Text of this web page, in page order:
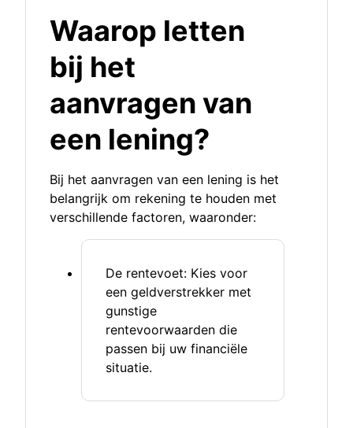
Waarop letten
bij het
aanvragen van
een lening?
Bij het aanvragen van een lening is het
belangrijk om rekening te houden met
verschillende factoren, waaronder:
De rentevoet: Kies voor
een geldverstrekker met
gunstige
rentevoorwaarden die
passen bij uw financiële
situatie.